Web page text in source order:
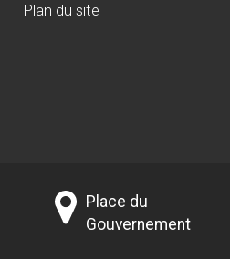
Plan du site
Place du
Gouvernement